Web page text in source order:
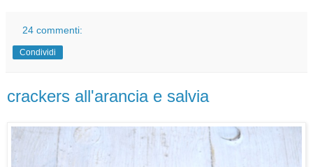
24 commenti:
Condividi
crackers all'arancia e salvia